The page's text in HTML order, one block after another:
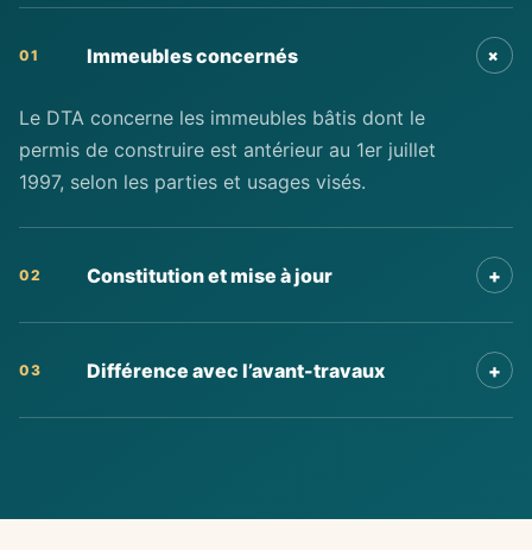
01 Immeubles concernés +
Le DTA concerne les immeubles bâtis dont le
permis de construire est antérieur au 1er juillet
1997, selon les parties et usages visés.
02 Constitution et mise à jour +
03 Différence avec l’avant-travaux +